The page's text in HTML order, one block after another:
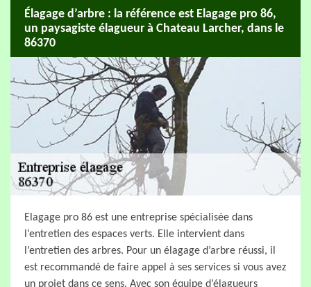
Élagage d’arbre : la référence est Elagage pro 86,
un paysagiste élagueur à Chateau Larcher, dans le
86370
Elagage pro 86 est une entreprise spécialisée dans
l’entretien des espaces verts. Elle intervient dans
l’entretien des arbres. Pour un élagage d’arbre réussi, il
est recommandé de faire appel à ses services si vous avez
un projet dans ce sens. Avec son équipe d’élagueurs